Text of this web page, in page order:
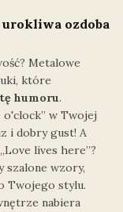
ozdoba
Metalowe
które
humoru.
o'clock” w Twojej
i dobry gust! A
lives here”?
szalone wzory,
Twojego stylu.
nabiera